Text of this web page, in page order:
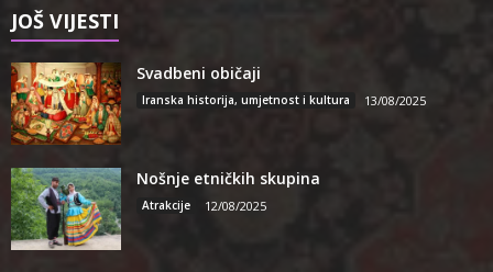
JOŠ VIJESTI
Svadbeni običaji
Iranska historija, umjetnost i kultura 13/08/2025
Nošnje etničkih skupina
Atrakcije 12/08/2025